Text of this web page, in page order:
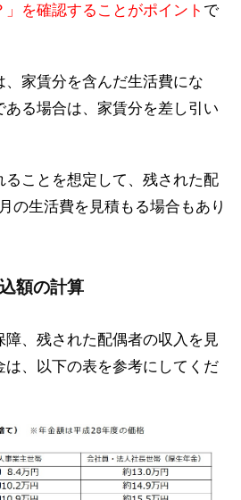
を確認することがポイント で
、家賃分を含んだ生活費にな
ある場合は、家賃分を差し引い
ることを想定して、残された配
の生活費を見積もる場合もあり
額の計算
、残された配偶者の収入を見
、以下の表を参考にしてくだ